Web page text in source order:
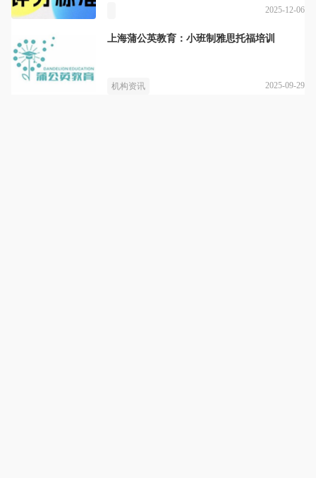
2025-12-06
上海蒲公英教育：小班制雅思托福培训
机构资讯 2025-09-29